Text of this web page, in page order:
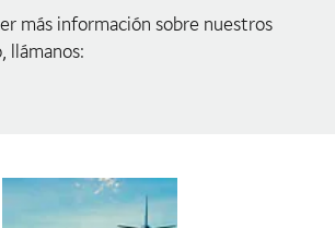
más información sobre nuestros
llámanos: